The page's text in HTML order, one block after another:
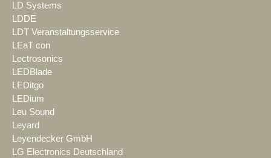
LD Systems
LDDE
LDT Veranstaltungsservice
LEaT con
Lectrosonics
LEDBlade
LEDitgo
LEDium
Leu Sound
Leyard
Leyendecker GmbH
LG Electronics Deutschland